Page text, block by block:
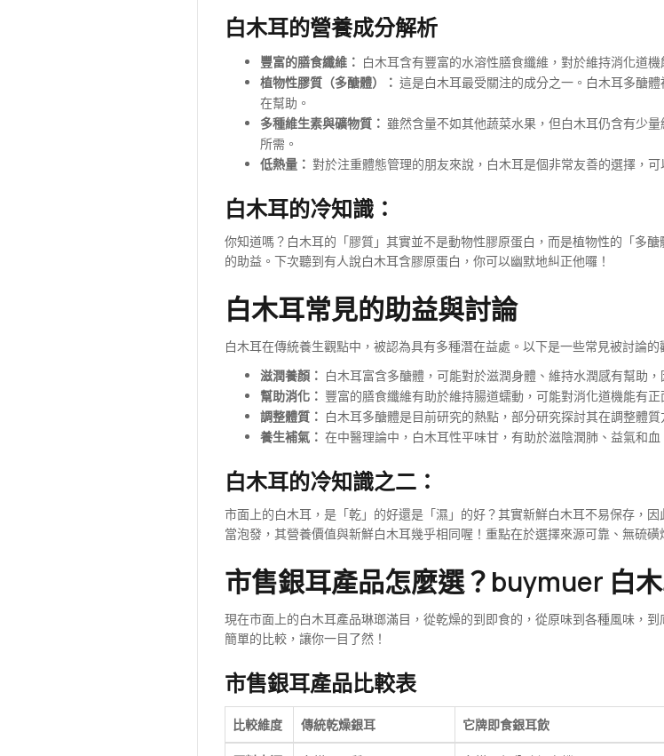
白木耳的營養成分解析
豐富的膳食纖維： 白木耳含有豐富的水溶性膳食纖維，對於維持消化道
植物性膠質（多醣體）： 這是白木耳最受關注的成分之一。白木耳多醣
在幫助。
多種維生素與礦物質： 雖然含量不如其他蔬菜水果，但白木耳仍含有少
所需。
低熱量： 對於注重體態管理的朋友來說，白木耳是個非常友善的選擇，可
白木耳的冷知識：
你知道嗎？白木耳的「膠質」其實並不是動物性膠原蛋白，而是植物性的「多
的助益。下次聽到有人說白木耳含膠原蛋白，你可以幽默地糾正他囉！
白木耳常見的助益與討論
白木耳在傳統養生觀點中，被認為具有多種潛在益處。以下是一些常見被討論的
滋潤養顏： 白木耳富含多醣體，可能對於滋潤身體、維持水潤感有幫助
幫助消化： 豐富的膳食纖維有助於維持腸道蠕動，可能對消化道機能有正
調整體質： 白木耳多醣體是目前研究的熱點，部分研究探討其在調整體質
養生補氣： 在中醫理論中，白木耳性平味甘，有助於滋陰潤肺、益氣和血
白木耳的冷知識之二：
市面上的白木耳，是「乾」的好還是「濕」的好？其實新鮮白木耳不易保存，
當泡發，其營養價值與新鮮白木耳幾乎相同喔！重點在於選擇來源可靠、無硫磺
市售銀耳產品怎麼選？buymuer 白
現在市面上的白木耳產品琳瑯滿目，從乾燥的到即食的，從原味到各種風味，
簡單的比較，讓你一目了然！
市售銀耳產品比較表
比較維度 傳統乾燥銀耳 它牌即食銀耳飲